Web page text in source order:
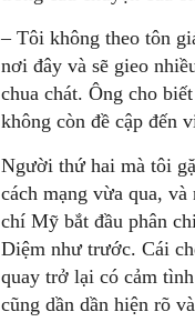
– Tôi không theo tôn
nơi đây và sẽ gieo
chua chát. Ông cho
không còn đề cập đến
Người thứ hai mà tôi
cách mạng vừa qua,
chí Mỹ bắt đầu phân
Diệm như trước. Cái
quay trở lại có cảm
cũng dần dần hiện rõ